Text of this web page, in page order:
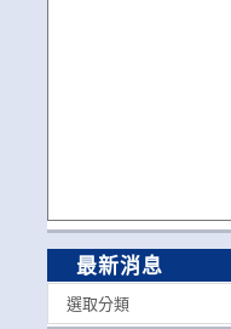
最新消息
選取分類